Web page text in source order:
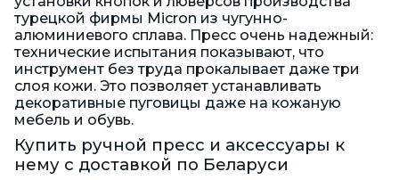
турецкой фирмы Micron из чугунно-
алюминиевого сплава. Пресс очень надежный:
технические испытания показывают, что
инструмент без труда прокалывает даже три
слоя кожи. Это позволяет устанавливать
декоративные пуговицы даже на кожаную
мебель и обувь.
Купить ручной пресс и аксессуары к
нему с доставкой по Беларуси